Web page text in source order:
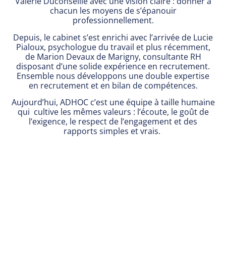
chacun les moyens de s’épanouir
professionnellement.
Depuis, le cabinet s’est enrichi avec l’arrivée de Lucie
Pialoux, psychologue du travail et plus récemment,
de Marion Devaux de Marigny, consultante RH
disposant d’une solide expérience en recrutement.
Ensemble nous développons une double expertise
en recrutement et en bilan de compétences.
Aujourd’hui, ADHOC c’est une équipe à taille humaine
qui cultive les mêmes valeurs : l’écoute, le goût de
l’exigence, le respect de l’engagement et des
rapports simples et vrais.